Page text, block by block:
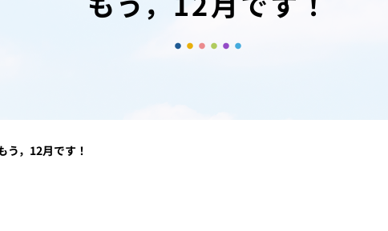
う，12月です！